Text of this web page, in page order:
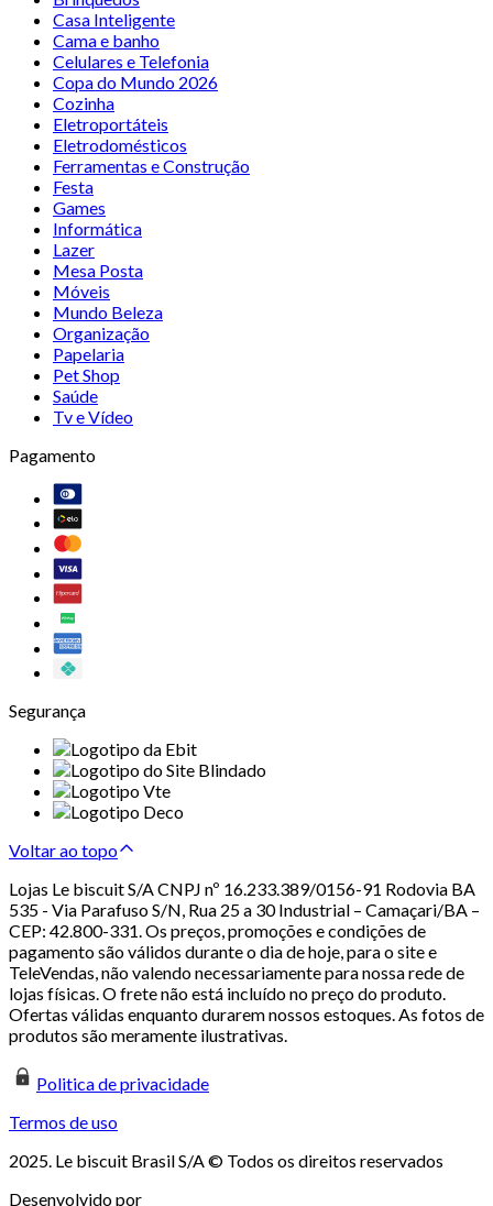
Casa Inteligente
Cama e banho
Celulares e Telefonia
Copa do Mundo 2026
Cozinha
Eletroportáteis
Eletrodomésticos
Ferramentas e Construção
Festa
Games
Informática
Lazer
Mesa Posta
Móveis
Mundo Beleza
Organização
Papelaria
Pet Shop
Saúde
Tv e Vídeo
Pagamento
Segurança
Voltar ao topo
Lojas Le biscuit S/A CNPJ nº 16.233.389/0156-91 Rodovia BA
535 - Via Parafuso S/N, Rua 25 a 30 Industrial – Camaçari/BA –
CEP: 42.800-331. Os preços, promoções e condições de
pagamento são válidos durante o dia de hoje, para o site e
TeleVendas, não valendo necessariamente para nossa rede de
lojas físicas. O frete não está incluído no preço do produto.
Ofertas válidas enquanto durarem nossos estoques. As fotos de
produtos são meramente ilustrativas.
Politica de privacidade
Termos de uso
2025. Le biscuit Brasil S/A © Todos os direitos reservados
Desenvolvido por